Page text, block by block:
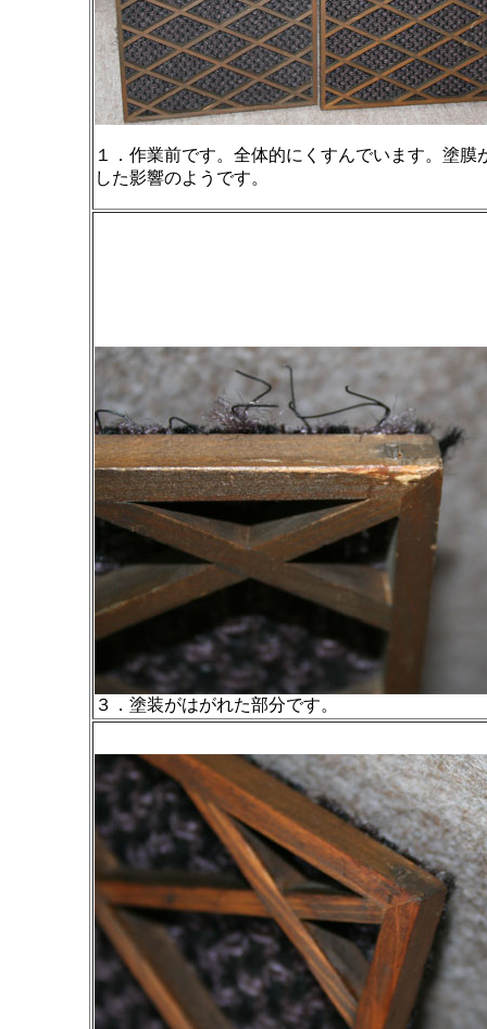
１．作業前です。全体的にくすんでいます。塗膜
した影響のようです。
３．塗装がはがれた部分です。